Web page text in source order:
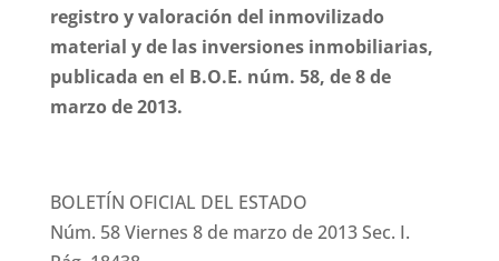
registro y valoración del inmovilizado
material y de las inversiones inmobiliarias,
publicada en el B.O.E. núm. 58, de 8 de
marzo de 2013.
BOLETÍN OFICIAL DEL ESTADO
Núm. 58 Viernes 8 de marzo de 2013 Sec. I.